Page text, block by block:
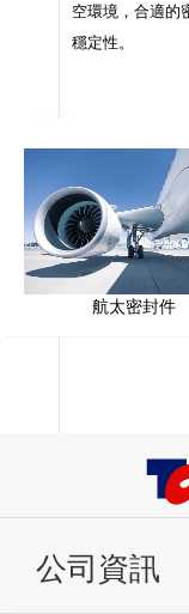
空環境，合適的
穩定性。
航太密封件
公司資訊